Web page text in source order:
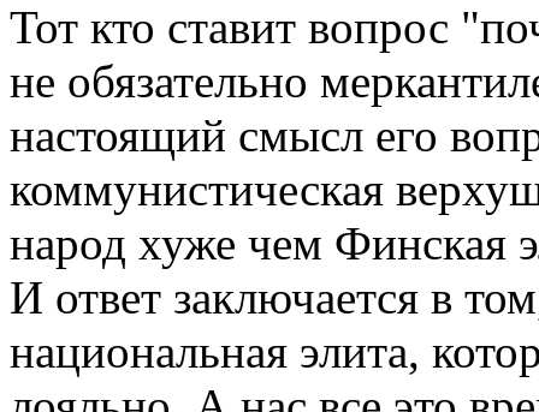
Тот кто ставит вопрос
не обязательно
настоящий смысл его
коммунистическая
народ хуже чем Финская
И ответ заключается в
национальная элита,